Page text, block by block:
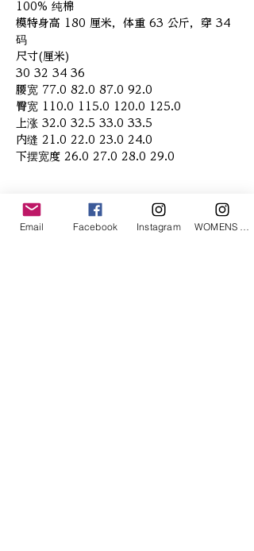
100% 纯棉
模特身高 180 厘米，体重 63 公斤，穿 34
码
尺寸(厘米)
30 32 34 36
腰宽 77.0 82.0 87.0 92.0
臀宽 110.0 115.0 120.0 125.0
上涨 32.0 32.5 33.0 33.5
内缝 21.0 22.0 23.0 24.0
下摆宽度 26.0 27.0 28.0 29.0
Email Facebook Instagram